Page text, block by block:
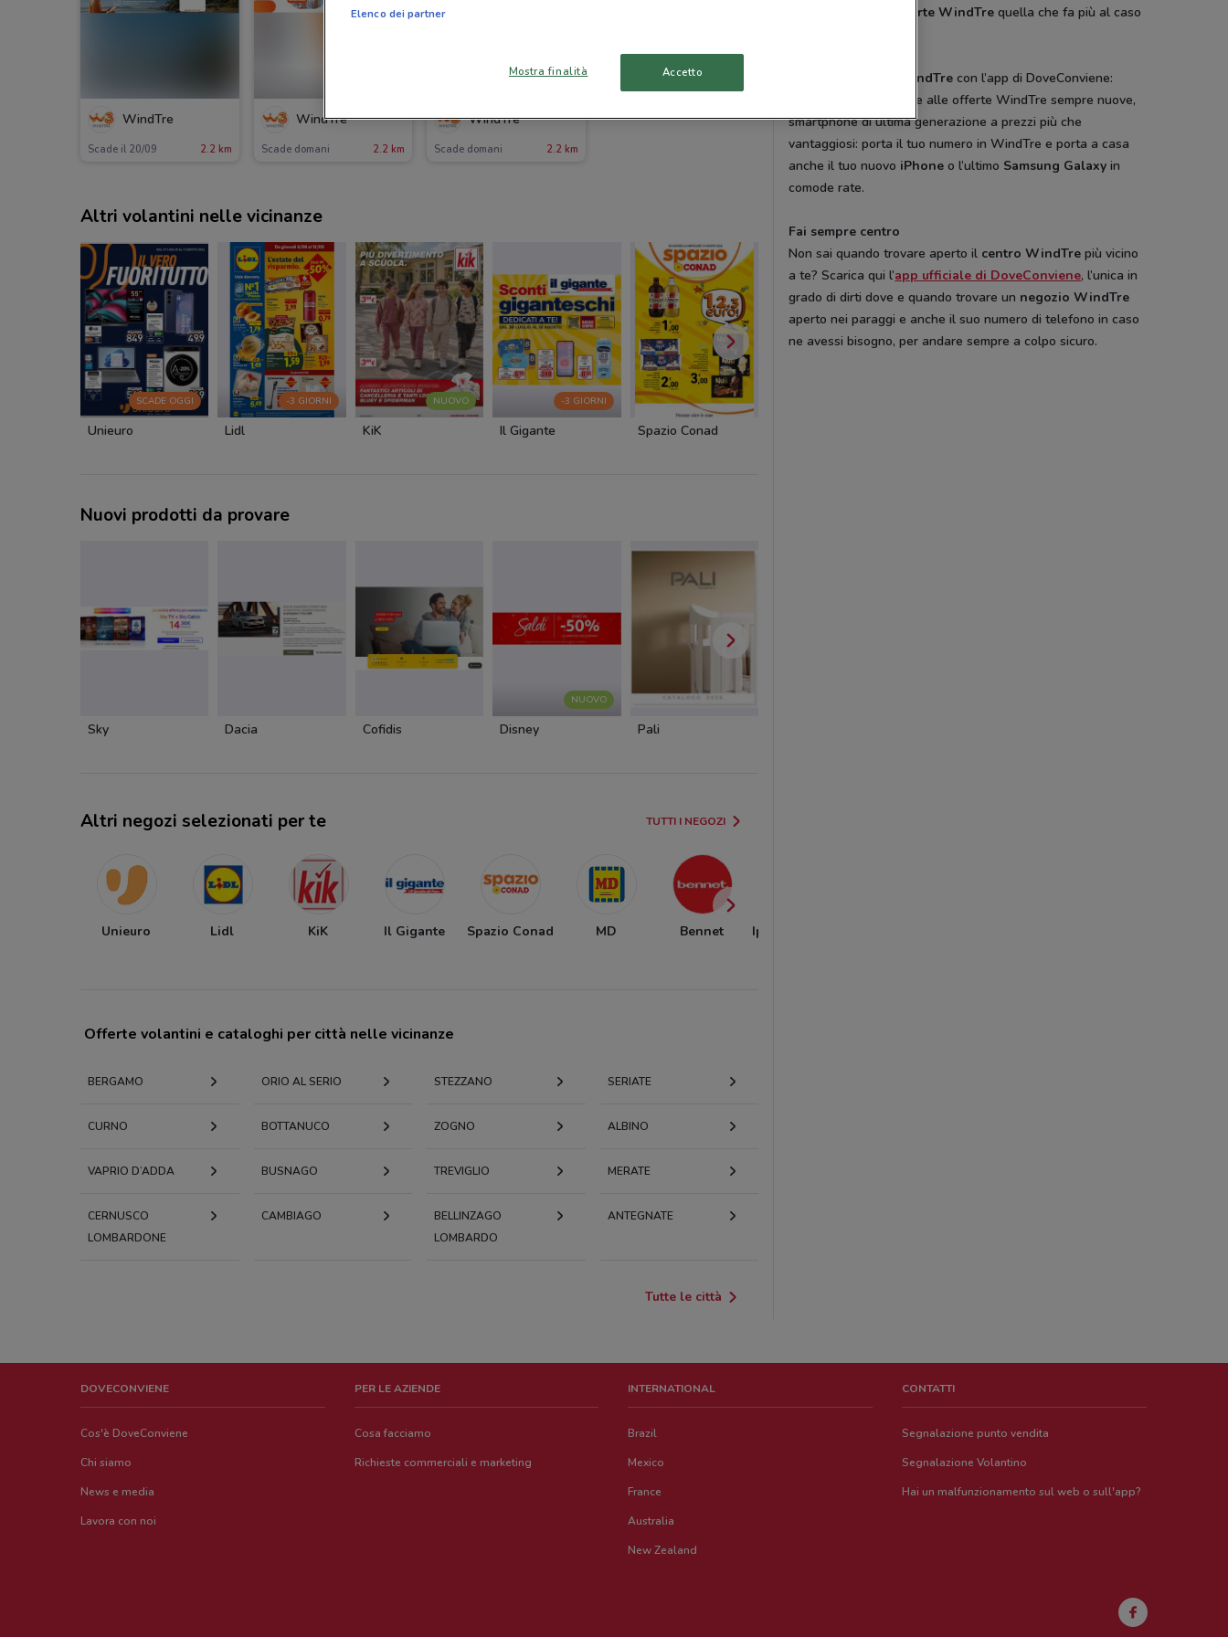
WindTre
Scade il 20/09 2.2 km
WindTre
Scade domani 2.2 km
WindTre
Scade domani 2.2 km
Altri volantini nelle vicinanze
SCADE OGGI
Unieuro
-3 GIORNI
Lidl
NUOVO
KiK
-3 GIORNI
Il Gigante Spazio Conad
Nuovi prodotti da provare
Sky Dacia Cofidis
NUOVO
Disney Pali
Altri negozi selezionati per te TUTTI I NEGOZI
Unieuro Lidl KiK Il Gigante Spazio Conad MD Bennet
Iper La grande
Offerte volantini e cataloghi per città nelle vicinanze
BERGAMO ORIO AL SERIO STEZZANO SERIATE
CURNO BOTTANUCO ZOGNO ALBINO
VAPRIO D’ADDA BUSNAGO TREVIGLIO MERATE
CERNUSCO
LOMBARDONE
CAMBIAGO
BELLINZAGO
LOMBARDO
ANTEGNATE
Tutte le città
offerte WindTrequella che fa più al caso
negozio WindTre con l’app di DoveConviene:
potrai trovare qui, oltre alle offerte WindTre sempre nuove,
smartphone di ultima generazione a prezzi più che
vantaggiosi: porta il tuo numero in WindTre e porta a casa
anche il tuo nuovo iPhone o l’ultimo Samsung Galaxy in
comode rate.
Fai sempre centro
Non sai quando trovare aperto il centro WindTre più vicino
a te? Scarica qui l’app ufficiale di DoveConviene, l’unica in
grado di dirti dove e quando trovare un negozio WindTre
aperto nei paraggi e anche il suo numero di telefono in caso
ne avessi bisogno, per andare sempre a colpo sicuro.
DOVECONVIENE
Cos'è DoveConviene
Chi siamo
News e media
Lavora con noi
PER LE AZIENDE
Cosa facciamo
Richieste commerciali e marketing
INTERNATIONAL
Brazil
Mexico
France
Australia
New Zealand
CONTATTI
Segnalazione punto vendita
Segnalazione Volantino
Hai un malfunzionamento sul web o sull'app?
Elenco dei partner
Mostra finalità Accetto